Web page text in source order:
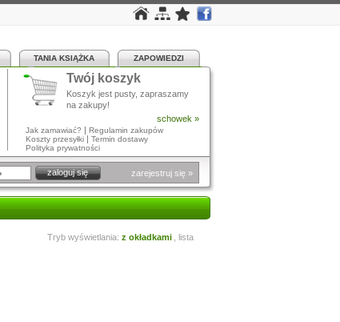
TANIA KSIĄŻKA ZAPOWIEDZI
Twój koszyk
Koszyk jest pusty, zapraszamy
na zakupy!
schowek »
Jak zamawiać? | Regulamin zakupów
Koszty przesyłki | Termin dostawy
Polityka prywatności
zarejestruj się »
Tryb wyświetlania: z okładkami lista